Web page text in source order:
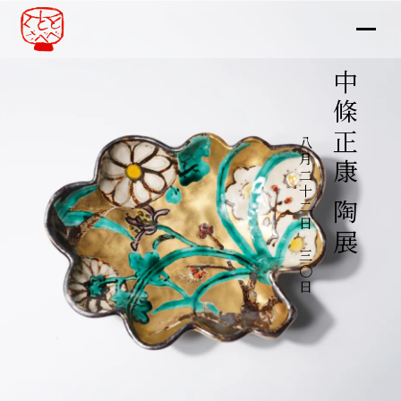
中條正康 陶展
八月二十二日～三〇日